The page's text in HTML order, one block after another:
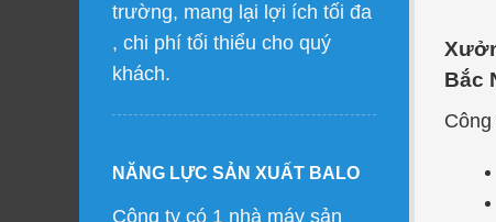
trường, mang lại lợi ích tối đa
, chi phí tối thiểu cho quý
khách.
NĂNG LỰC SẢN XUẤT BALO
Công ty có 1 nhà máy sản
Bắc